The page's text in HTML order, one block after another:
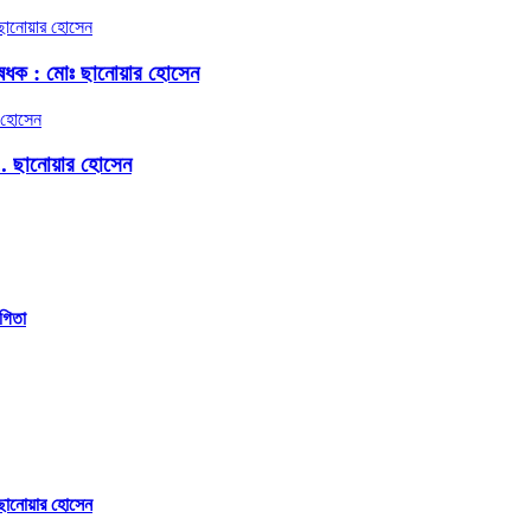
: মোঃ ছানোয়ার হোসেন
ছানোয়ার হোসেন
হোসেন